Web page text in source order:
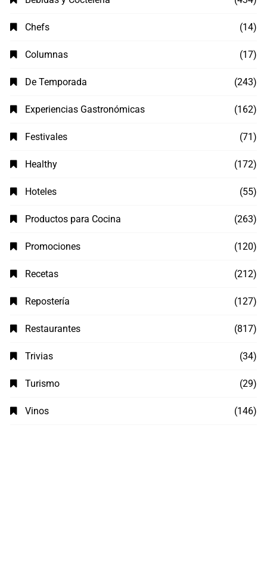
Chefs (14)
Columnas (17)
De Temporada (243)
Experiencias Gastronómicas (162)
Festivales (71)
Healthy (172)
Hoteles (55)
Productos para Cocina (263)
Promociones (120)
Recetas (212)
Repostería (127)
Restaurantes (817)
Trivias (34)
Turismo (29)
Vinos (146)